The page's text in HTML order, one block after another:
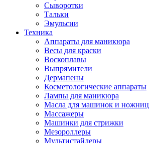
Сыворотки
Тальки
Эмульсии
Техника
Аппараты для маникюра
Весы для краски
Воскоплавы
Выпрямители
Дермапены
Косметологические аппараты
Лампы для маникюра
Масла для машинок и ножниц
Массажеры
Машинки для стрижки
Мезороллеры
Мультистайлеры